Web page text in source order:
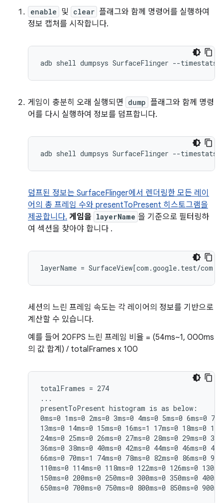
enable 및 clear 플래그와 함께 명령어를 실행하여
정보 캡처를 시작합니다.
게임이 충분히 오래 실행되면 dump 플래그와 함께 명령
어를 다시 실행하여 정보를 덤프합니다.
덤프된 정보는 SurfaceFlinger에서 렌더링한 모든 레이
어의 총 프레임 수와 presentToPresent 히스토그램을
제공합니다. 게임을 layerName 을 기준으로 필터링하
여 섹션을 찾아야 합니다 .
세션의 느린 프레임 속도는 각 레이어의 정보를 기반으로
계산할 수 있습니다.
예를 들어 20FPS 느린 프레임 비율 = (54ms~1, 000ms
의 값 합계) / totalFrames x 100
totalFrames = 274
...
presentToPresent histogram is as below:
0ms=0 1ms=0 2ms=0 3ms=0 4ms=0 5ms=0 6ms=0
13ms=0 14ms=0 15ms=0 16ms=1 17ms=0 18ms=0
24ms=0 25ms=0 26ms=0 27ms=0 28ms=0 29ms=0
36ms=0 38ms=0 40ms=0 42ms=0 44ms=0 46ms=0
66ms=0 70ms=1 74ms=0 78ms=0 82ms=0 86ms=0
110ms=0 114ms=0 118ms=0 122ms=0 126ms=0
150ms=0 200ms=0 250ms=0 300ms=0 350ms=0